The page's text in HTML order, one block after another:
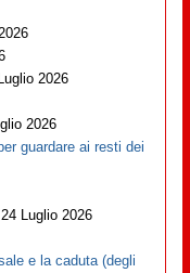
2026
2026
guardare ai resti dei
24 Luglio 2026
e la caduta (degli